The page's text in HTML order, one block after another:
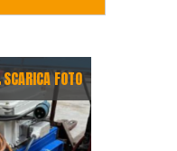
SCARICA FOTO